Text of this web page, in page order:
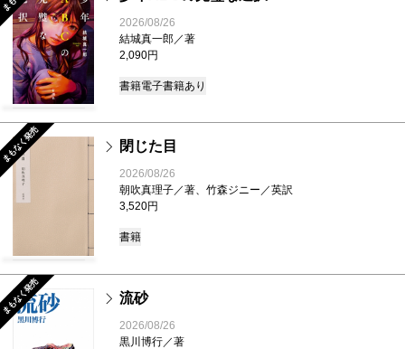
2026/08/26
結城真一郎／著
2,090円
書籍電子書籍あり
まもなく発売 閉じた目
2026/08/26
朝吹真理子／著、竹森ジニー／英訳
3,520円
書籍
まもなく発売 流砂
2026/08/26
黒川博行／著